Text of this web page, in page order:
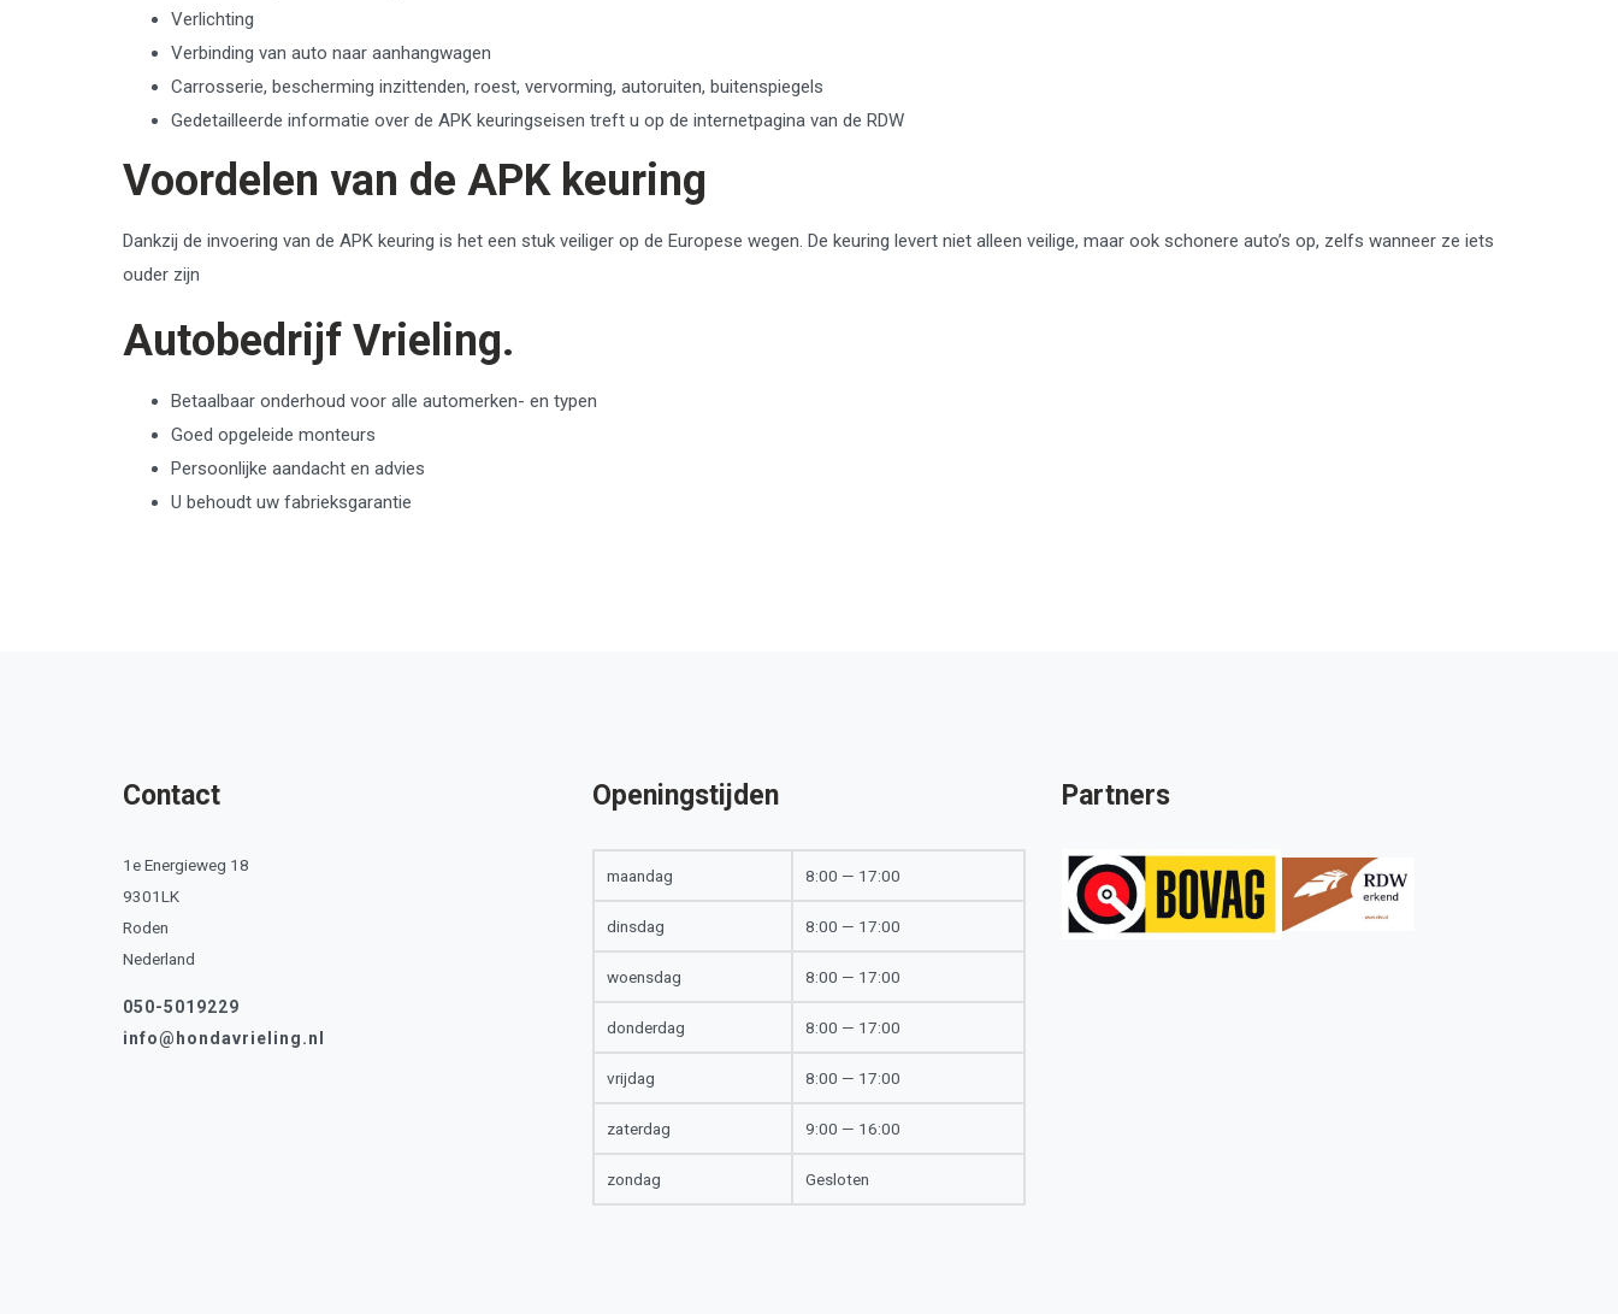
Verlichting
Verbinding van auto naar aanhangwagen
Carrosserie, bescherming inzittenden, roest, vervorming, autoruiten, buitenspiegels
Gedetailleerde informatie over de APK keuringseisen treft u op de internetpagina van de RDW
Voordelen van de APK keuring
Dankzij de invoering van de APK keuring is het een stuk veiliger op de Europese wegen. De keuring levert niet alleen veilige, maar ook schonere auto’s op, zelfs wanneer ze iets
ouder zijn
Autobedrijf Vrieling.
Betaalbaar onderhoud voor alle automerken- en typen
Goed opgeleide monteurs
Persoonlijke aandacht en advies
U behoudt uw fabrieksgarantie
Contact
1e Energieweg 18
9301LK
Roden
Nederland
050-5019229
info@hondavrieling.nl
Openingstijden
maandag 8:00 — 17:00
dinsdag 8:00 — 17:00
woensdag 8:00 — 17:00
donderdag 8:00 — 17:00
vrijdag 8:00 — 17:00
zaterdag 9:00 — 16:00
zondag Gesloten
Partners